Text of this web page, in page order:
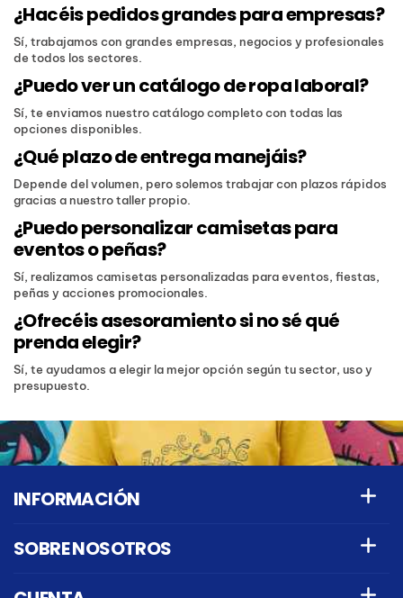
¿Hacéis pedidos grandes para empresas?
Sí, trabajamos con grandes empresas, negocios y profesionales
de todos los sectores.
¿Puedo ver un catálogo de ropa laboral?
Sí, te enviamos nuestro catálogo completo con todas las
opciones disponibles.
¿Qué plazo de entrega manejáis?
Depende del volumen, pero solemos trabajar con plazos rápidos
gracias a nuestro taller propio.
¿Puedo personalizar camisetas para
eventos o peñas?
Sí, realizamos camisetas personalizadas para eventos, fiestas,
peñas y acciones promocionales.
¿Ofrecéis asesoramiento si no sé qué
prenda elegir?
Sí, te ayudamos a elegir la mejor opción según tu sector, uso y
presupuesto.
INFORMACIÓN
SOBRE NOSOTROS